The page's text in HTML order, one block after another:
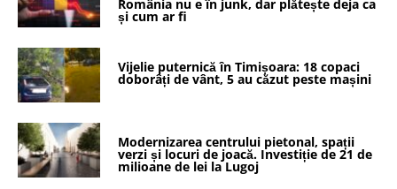
România nu e în junk, dar plătește deja ca
și cum ar fi
Vijelie puternică în Timișoara: 18 copaci
doborâți de vânt, 5 au căzut peste mașini
Modernizarea centrului pietonal, spații
verzi și locuri de joacă. Investiție de 21 de
milioane de lei la Lugoj